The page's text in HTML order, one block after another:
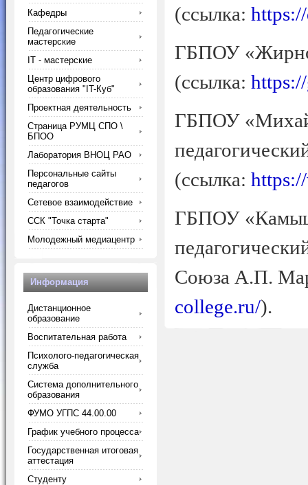
(ссылка:
ГБПОУ
(ссылка:
ГБПОУ
(ссылка:
ГБПОУ
Союза А.П.
college.ru/).
Кафедры
Педагогические
мастерские
IT - мастерские
Центр цифрового
образования "IT-Куб"
Проектная деятельность
Страница РУМЦ СПО \
БПОО
Лаборатория ВНОЦ РАО
Персональные сайты
педагогов
Сетевое взаимодействие
ССК "Точка старта"
Молодежный медиацентр
Информация
Дистанционное
образование
Воспитательная работа
Психолого-педагогическая
служба
Система дополнительного
образования
ФУМО УГПС 44.00.00
График учебного процесса
Государственная итоговая
аттестация
Студенту